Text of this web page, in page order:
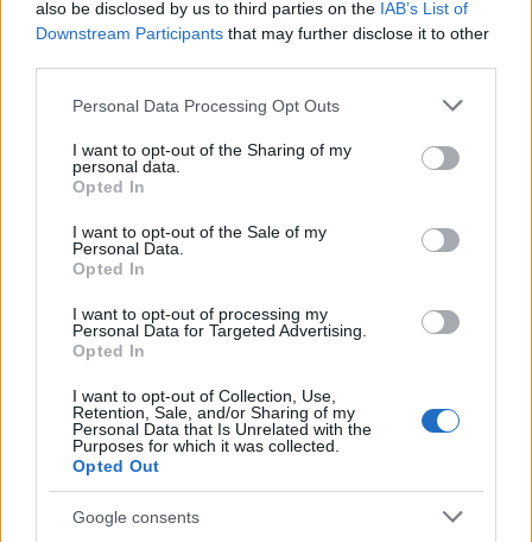
also be disclosed by us to third parties on the IAB’s List of
Downstream Participants that may further disclose it to other
Please note that this website/app uses one or more Google
not limited to your visit or usage behaviour. You may click to
grant or deny consent to Google and its third-party tags to
use your data for below specified purposes in below Google
consent section.
Personal Data Processing Opt Outs
I want to opt-out of the Sharing of my
personal data.
Opted In
I want to opt-out of the Sale of my
Personal Data.
Opted In
I want to opt-out of processing my
Personal Data for Targeted Advertising.
Opted In
I want to opt-out of Collection, Use,
Retention, Sale, and/or Sharing of my
Personal Data that Is Unrelated with the
Purposes for which it was collected.
Opted Out
Google consents
«ψυχρούς» όγκους, οι επιστήμονες χρησιμοποίησαν
δύο μόρια-ενεργοποιητές (agonists): έναν που διεγείρει
τηνπρωτεΐνη STINGκαι έναν που ενεργοποιεί τον
υποδοχέα λεμφοτοξίνης-β (LTβR)
μια εκρηκτική ανοσολογική απόκριση. Τα
CD8⁺ Τ-
κύτταρα—γνωστά και ως «δολοφόνοι» του
ανοσοποιητικού— εισέβαλαν μαζικά στους όγκους,
επιβραδύνοντας ή σταματώντας την ανάπτυξή τους.
που διευκόλυναν την είσοδο και οργάνωση
περισσότερων ανοσοκυττάρων στο εσωτερικό των
Εκεί, μέσα στις νέες TLS δομές, τα Β κύτταρα
άρχισαν να λειτουργούν σαν ένα καλά εκπαιδευμένο
εργοστάσιο: παρήγαγαν αντισώματα ειδικά για τον
καρκίνο, δημιουργούσαν κύτταρα μνήμης και